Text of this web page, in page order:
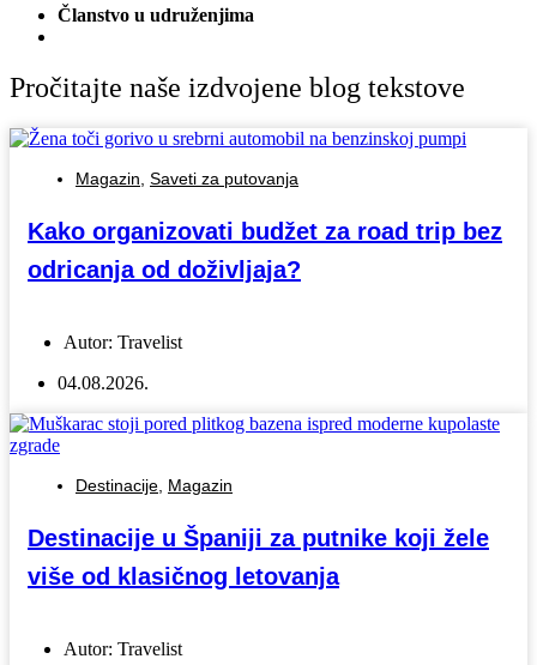
Članstvo u udruženjima
Pročitajte naše izdvojene blog tekstove
Magazin Saveti za putovanja
Kako organizovati budžet za road trip bez
odricanja od doživljaja?
Autor: Travelist
04.08.2026.
Destinacije Magazin
Destinacije u Španiji za putnike koji žele
više od klasičnog letovanja
Autor: Travelist